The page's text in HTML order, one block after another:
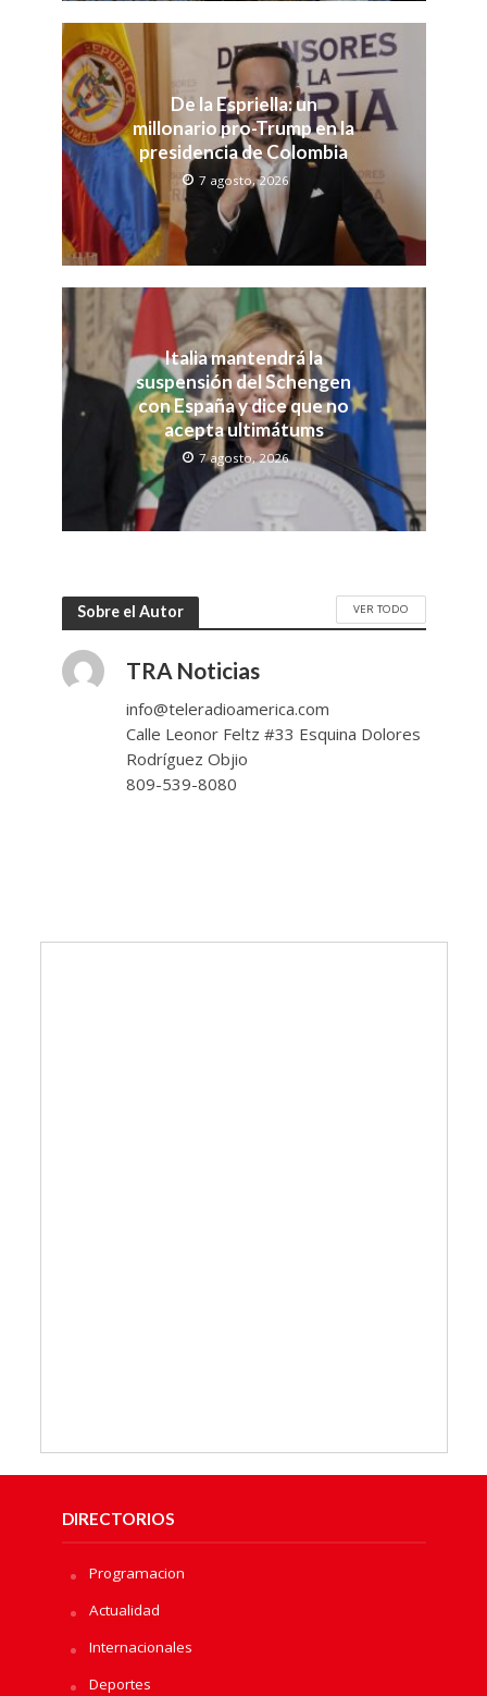
De la Espriella: un
millonario pro-Trump en la
presidencia de Colombia
7 agosto, 2026
Italia mantendrá la
suspensión del Schengen
con España y dice que no
acepta ultimátums
7 agosto, 2026
Sobre el Autor VER TODO
TRA Noticias
info@teleradioamerica.com
Calle Leonor Feltz #33 Esquina Dolores
Rodríguez Objio
809-539-8080
DIRECTORIOS
Programacion
Actualidad
Internacionales
Deportes